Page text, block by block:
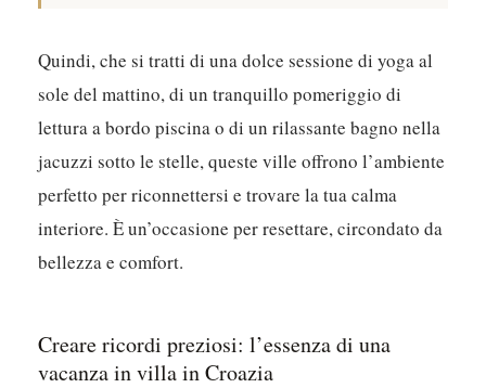
Quindi, che si tratti di una dolce sessione di yoga al
sole del mattino, di un tranquillo pomeriggio di
lettura a bordo piscina o di un rilassante bagno nella
jacuzzi sotto le stelle, queste ville offrono l’ambiente
perfetto per riconnettersi e trovare la tua calma
interiore. È un’occasione per resettare, circondato da
bellezza e comfort.
Creare ricordi preziosi: l’essenza di una
vacanza in villa in Croazia